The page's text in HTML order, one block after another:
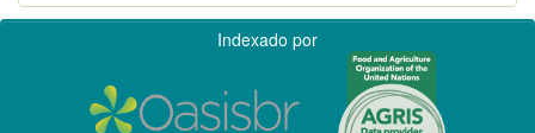
Indexado por